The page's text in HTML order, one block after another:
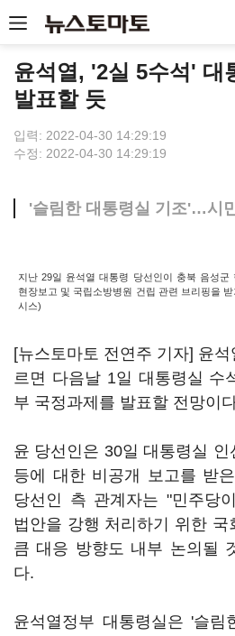
윤석열, '2실 5수석' 대
발표할 듯
입력: 2022-04-30 14:29:19
수정: 2022-04-30 14:29:19
'슬림한 대통령실 기조'…시
지난 29일 윤석열 대통령 당선인이 충북 음성군
현장보고 및 국립소방병원 건립 관련 브리핑을
시스)
[뉴스토마토 전연주 기자] 윤석
르면 다음날 1일 대통령실 수
부 국정과제를 발표할 전망이
윤 당선인은 30일 대통령실 인
등에 대한 비공개 보고를 받
당선인 측 관계자는 "민주당
법안을 강행 처리하기 위한
큼 대응 방향도 내부 논의될
다.
윤석열정부 대통령실은 '슬림